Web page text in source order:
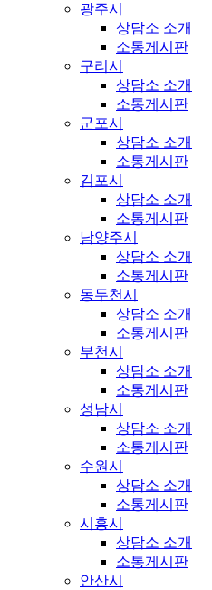
광주시
상담소 소개
소통게시판
구리시
상담소 소개
소통게시판
군포시
상담소 소개
소통게시판
김포시
상담소 소개
소통게시판
남양주시
상담소 소개
소통게시판
동두천시
상담소 소개
소통게시판
부천시
상담소 소개
소통게시판
성남시
상담소 소개
소통게시판
수원시
상담소 소개
소통게시판
시흥시
상담소 소개
소통게시판
안산시